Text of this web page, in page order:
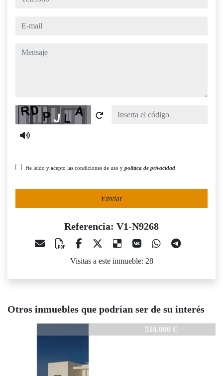
e-mail
mensaje
Captcha
He leído y acepto las condiciones de uso y política de privacidad
Enviar
Referencia: V1-N9268
Visitas a este inmueble: 28
Otros inmuebles que podrían ser de su interés